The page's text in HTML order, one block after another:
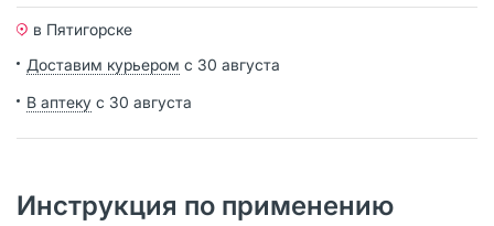
в Пятигорске
Доставим курьером с 30 августа
В аптеку с 30 августа
Инструкция по применению